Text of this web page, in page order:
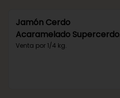
Jamón Cerdo
Acaramelado Supercerdo
(Sku 110)
Venta por 1/4 kg.